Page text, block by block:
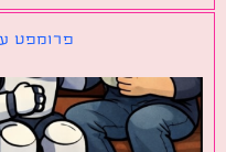
פרומפט על